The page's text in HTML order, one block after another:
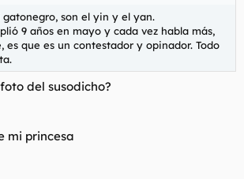
gatonegro, son el yin y el yan.
9 años en mayo y cada vez habla más,
es que es un contestador y opinador. Todo
del susodicho?
mi princesa